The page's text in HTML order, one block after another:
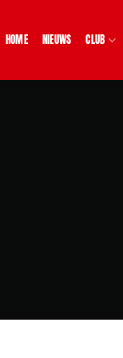
HOME NIEUWS CLUB